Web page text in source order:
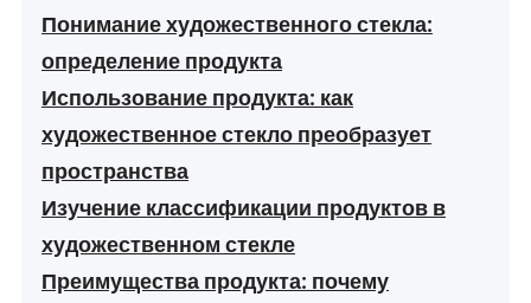
Понимание художественного стекла:
определение продукта
Использование продукта: как
художественное стекло преобразует
пространства
Изучение классификации продуктов в
художественном стекле
Преимущества продукта: почему